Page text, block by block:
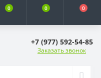
0 0 0
+7 (977) 592-54-85
Заказать звонок